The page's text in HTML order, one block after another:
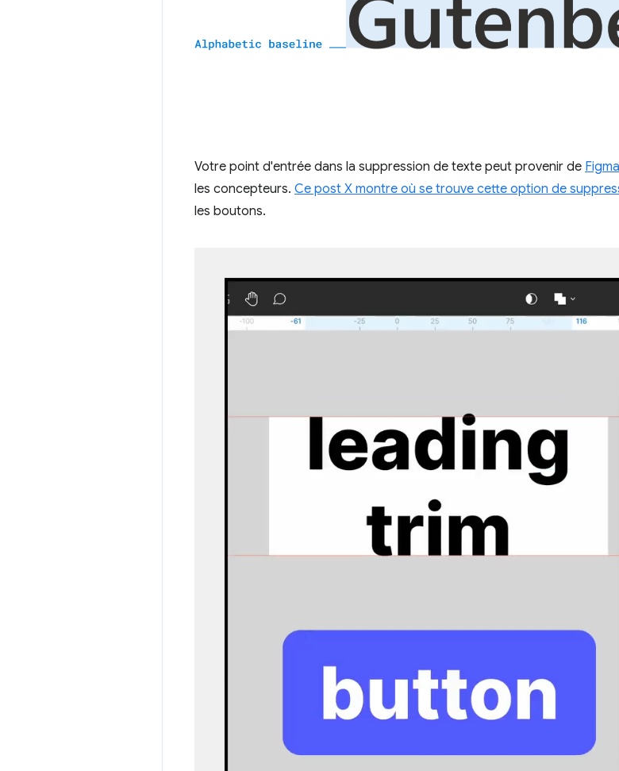
Votre point d'entrée dans la suppression de texte peut provenir de
les concepteurs. Ce post X montre où se trouve cette option de
les boutons.